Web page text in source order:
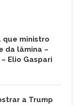
que ministro
da lâmina –
Elio Gaspari
a Trump